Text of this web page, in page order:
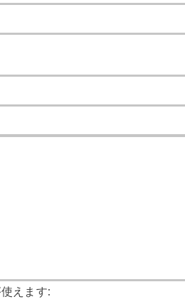
えます: